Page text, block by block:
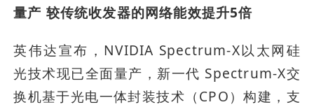
量产 较传统收发器的网络能效提升5倍
英伟达宣布，NVIDIA Spectrum-X以太网硅
光技术现已全面量产，新一代 Spectrum-X交
换机基于光电一体封装技术（CPO）构建，支